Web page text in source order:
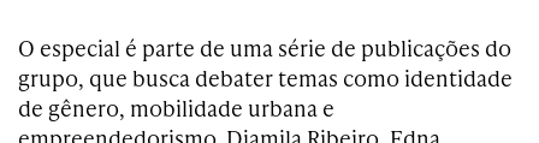
O especial é parte de uma série de publicações do
grupo, que busca debater temas como identidade
de gênero, mobilidade urbana e